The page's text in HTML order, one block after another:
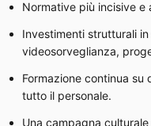
Normative più incisive
Investimenti strutturali
videosorveglianza,
Formazione continua
tutto il personale.
Una campagna